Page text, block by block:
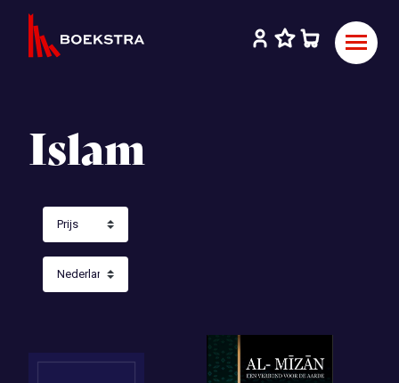
Islam